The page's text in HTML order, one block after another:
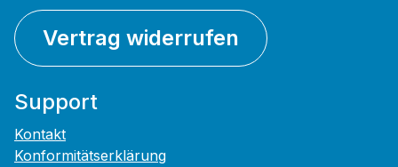
Vertrag widerrufen
Support
Kontakt
Konformitätserklärung